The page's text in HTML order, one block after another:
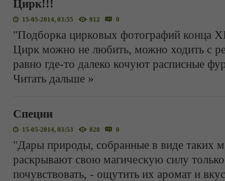
Цирк!!!
15-05-2014, 03:55 912 0
"Подборка цирковых фотографий конца
Цирк можно не любить, можно ходить с
равно где-то далеко кочуют расписные
Читать дальше »
Специи
15-05-2014, 03:53 828 0
"Дары природы, собранные в виде таких
раскрывают свою магическую силу
почувствовать, - ощутить их аромат и